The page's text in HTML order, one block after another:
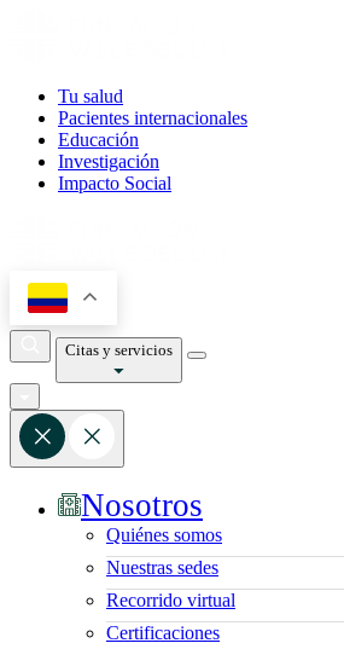
Tu salud
Pacientes internacionales
Educación
Investigación
Impacto Social
Citas y servicios
Nosotros
Quiénes somos
Nuestras sedes
Recorrido virtual
Certificaciones